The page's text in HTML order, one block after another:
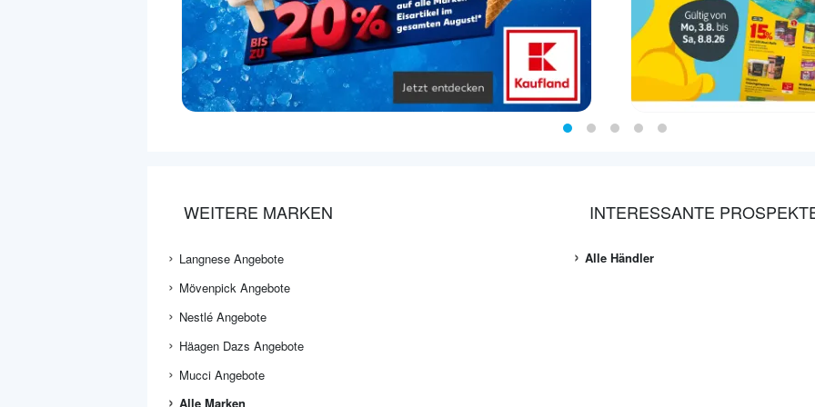
WEITERE MARKEN
Langnese Angebote
Mövenpick Angebote
Nestlé Angebote
Häagen Dazs Angebote
Mucci Angebote
Alle Marken
INTERESSANTE
Alle Händler